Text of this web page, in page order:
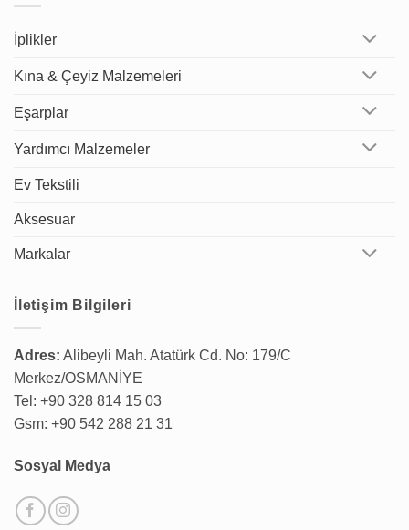
İplikler
Kına & Çeyiz Malzemeleri
Eşarplar
Yardımcı Malzemeler
Ev Tekstili
Aksesuar
Markalar
İletişim Bilgileri
Adres: Alibeyli Mah. Atatürk Cd. No: 179/C
Merkez/OSMANİYE
Tel: +90 328 814 15 03
Gsm: +90 542 288 21 31
Sosyal Medya